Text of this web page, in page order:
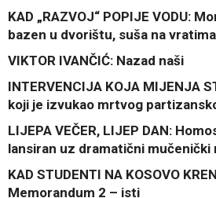
KAD „RAZVOJ“ POPIJE VODU:
bazen u dvorištu, suša na vratima
VIKTOR IVANČIĆ: Nazad naši
INTERVENCIJA KOJA MIJENJA
koji je izvukao mrtvog
LIJEPA VEČER, LIJEP DAN:
lansiran uz dramatični mučenički
KAD STUDENTI NA KOSOVO
Memorandum 2 – isti